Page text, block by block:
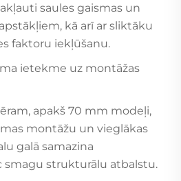
saules gaismas un
kā arī ar sliktāku
faktoru iekļūšanu.
ietekme uz montāžas
apakš 70 mm modeļi,
montāžu un vieglākas
galā samazina
smagu strukturālu atbalstu.